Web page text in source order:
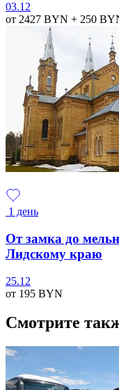
03.12
от 2427 BYN + 250
1 день
От замка до
Лидскому краю
25.12
от 195 BYN
Смотрите